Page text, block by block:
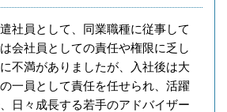
社員として、同業職種に従事して
会社員としての責任や権限に乏し
不満がありましたが、入社後は大
一員として責任を任せられ、活躍
日々成長する若手のアドバイザー